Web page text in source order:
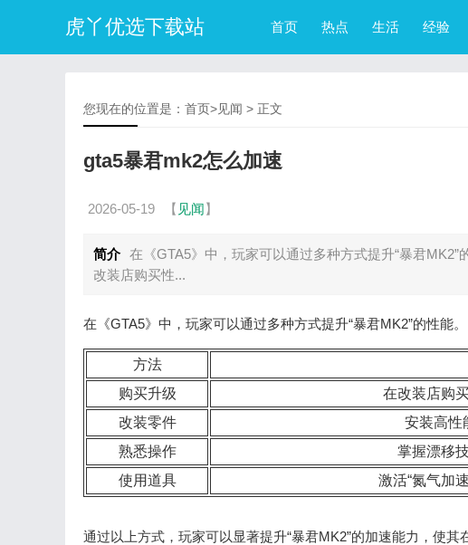
虎丫优选下载站 首页 热点 生活 经验
您现在的位置是： 首页>见闻 > 正文
gta5暴君mk2怎么加速
2026-05-19 【 见闻】
简介 在《GTA5》中，玩家可以通过多种方式提升“暴君
改装店购买性...
在《GTA5》中，玩家可以通过多种方式提升“暴君MK2”的性能
方法
购买升级
在改装店购
改装零件
安装高性
熟悉操作
掌握漂移
使用道具
激活“氮气加
通过以上方式，玩家可以显著提升“暴君MK2”的加速能力，使其